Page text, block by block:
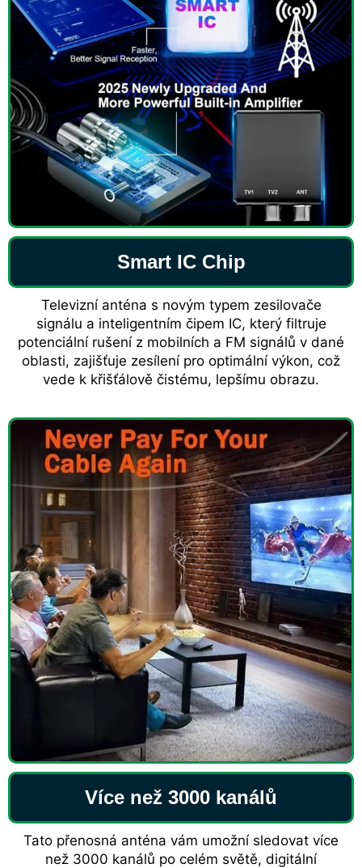
Smart IC Chip
Televizní anténa s novým typem zesilovače
signálu a inteligentním čipem IC, který filtruje
potenciální rušení z mobilních a FM signálů v dané
oblasti, zajišťuje zesílení pro optimální výkon, což
vede k křišťálově čistému, lepšímu obrazu.
Více než 3000 kanálů
Tato přenosná anténa vám umožní sledovat více
než 3000 kanálů po celém světě, digitální